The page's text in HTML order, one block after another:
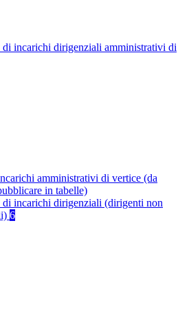
incarichi dirigenziali amministrativi di
amministrativi di vertice (da
in tabelle)
incarichi dirigenziali (dirigenti non
6